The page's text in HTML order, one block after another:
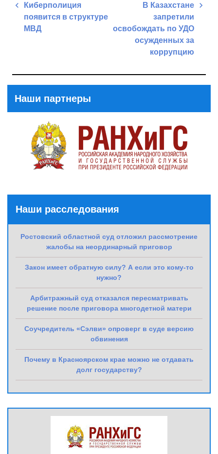
Навигация
записям
Киберполиция
появится в структуре
МВД
В Казахстане
запретили
освобождать по УДО
осужденных за
коррупцию
Наши партнеры
Наши расследования
Ростовский областной суд отложил рассмотрение
жалобы на неординарный приговор
Закон имеет обратную силу? А если это кому-то
нужно?
Арбитражный суд отказался пересматривать
решение после приговора многодетной матери
Соучредитель «Сэлви» опроверг в суде версию
обвинения
Почему в Красноярском крае можно не отдавать
долг государству?